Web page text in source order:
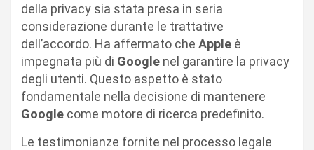
della privacy sia stata presa in seria
considerazione durante le trattative
dell’accordo. Ha affermato che Apple è
impegnata più di Google nel garantire la privacy
degli utenti. Questo aspetto è stato
fondamentale nella decisione di mantenere
Google come motore di ricerca predefinito.
Le testimonianze fornite nel processo legale